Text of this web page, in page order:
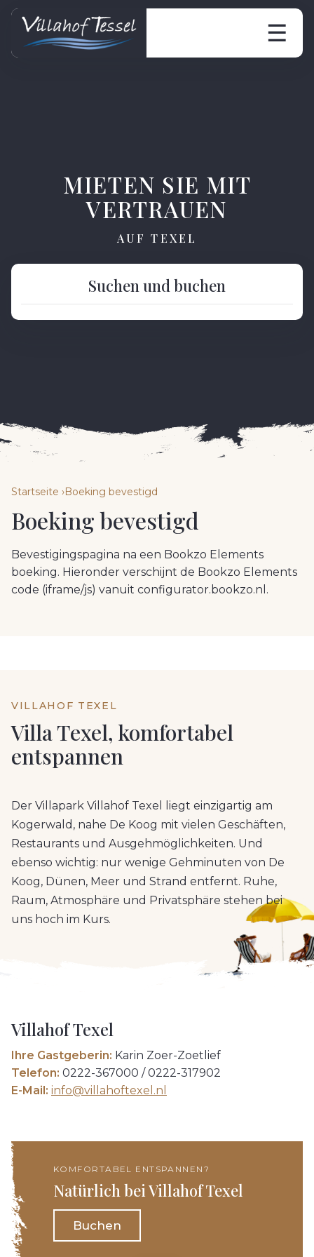
☰
MIETEN SIE MIT
VERTRAUEN
AUF TEXEL
Suchen und buchen
Startseite Boeking bevestigd
Boeking bevestigd
Bevestigingspagina na een Bookzo Elements
boeking. Hieronder verschijnt de Bookzo Elements
code (iframe/js) vanuit configurator.bookzo.nl.
VILLAHOF TEXEL
Villa Texel, komfortabel
entspannen
Der Villapark Villahof Texel liegt einzigartig am
Kogerwald, nahe De Koog mit vielen Geschäften,
Restaurants und Ausgehmöglichkeiten. Und
ebenso wichtig: nur wenige Gehminuten von De
Koog, Dünen, Meer und Strand entfernt. Ruhe,
Raum, Atmosphäre und Privatsphäre stehen bei
uns hoch im Kurs.
Villahof Texel
Ihre Gastgeberin: Karin Zoer-Zoetlief
Telefon: 0222-367000 / 0222-317902
E-Mail: info@villahoftexel.nl
KOMFORTABEL ENTSPANNEN?
Natürlich bei Villahof Texel
Buchen